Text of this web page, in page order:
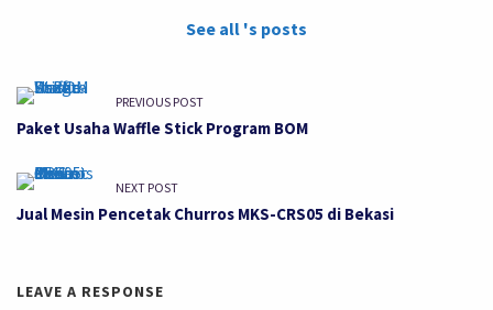
See all 's posts
PREVIOUS POST
Paket Usaha Waffle Stick Program BOM
NEXT POST
Jual Mesin Pencetak Churros MKS-CRS05 di Bekasi
LEAVE A RESPONSE